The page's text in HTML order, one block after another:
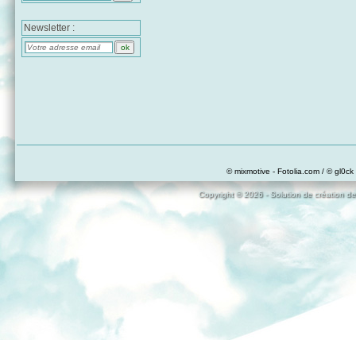
Newsletter :
© mixmotive - Fotolia.com / ©
Copyright © 2026 - Solution de création